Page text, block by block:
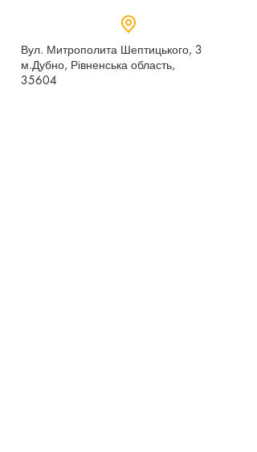
Вул. Митрополита Шептицького, 3
м.Дубно, Рівненська область,
35604